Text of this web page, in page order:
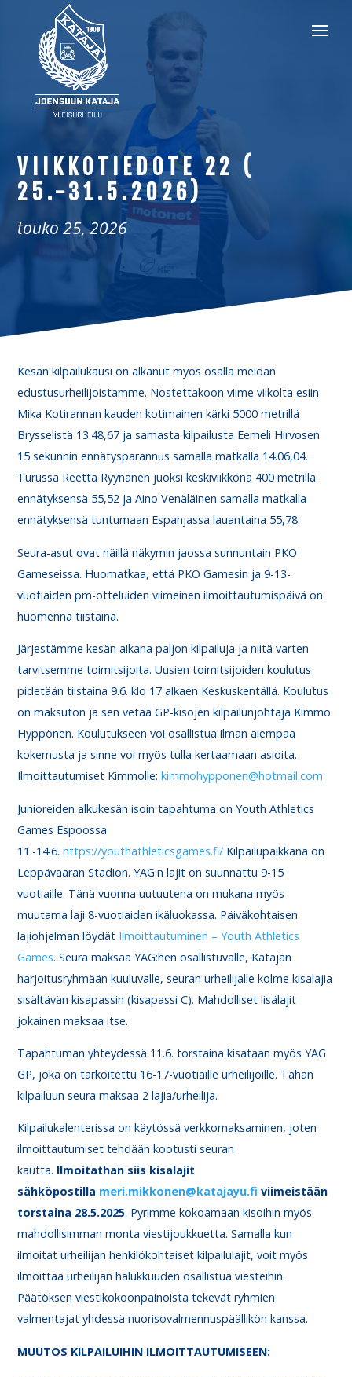
VIIKKOTIEDOTE 22 (
25.-31.5.2026)
touko 25, 2026
Kesän kilpailukausi on alkanut myös osalla meidän
edustusurheilijoistamme. Nostettakoon viime viikolta esiin
Mika Kotirannan kauden kotimainen kärki 5000 metrillä
Brysselistä 13.48,67 ja samasta kilpailusta Eemeli Hirvosen
15 sekunnin ennätysparannus samalla matkalla 14.06,04.
Turussa Reetta Ryynänen juoksi keskiviikkona 400 metrillä
ennätyksensä 55,52 ja Aino Venäläinen samalla matkalla
ennätyksensä tuntumaan Espanjassa lauantaina 55,78.
Seura-asut ovat näillä näkymin jaossa sunnuntain PKO
Gameseissa. Huomatkaa, että PKO Gamesin ja 9-13-
vuotiaiden pm-otteluiden viimeinen ilmoittautumispäivä on
huomenna tiistaina.
Järjestämme kesän aikana paljon kilpailuja ja niitä varten
tarvitsemme toimitsijoita. Uusien toimitsijoiden koulutus
pidetään tiistaina 9.6. klo 17 alkaen Keskuskentällä. Koulutus
on maksuton ja sen vetää GP-kisojen kilpailunjohtaja Kimmo
Hyppönen. Koulutukseen voi osallistua ilman aiempaa
kokemusta ja sinne voi myös tulla kertaamaan asioita.
Ilmoittautumiset Kimmolle:kimmohypponen@hotmail.com
Junioreiden alkukesän isoin tapahtuma on Youth Athletics
Games Espoossa
11.-14.6.https://youthathleticsgames.fi/ Kilpailupaikkana on
Leppävaaran Stadion. YAG:n lajit on suunnattu 9-15
vuotiaille. Tänä vuonna uutuutena on mukana myös
muutama laji 8-vuotiaiden ikäluokassa. Päiväkohtaisen
lajiohjelman löydät Ilmoittautuminen – Youth Athletics
Games. Seura maksaa YAG:hen osallistuvalle, Katajan
harjoitusryhmään kuuluvalle, seuran urheilijalle kolme kisalajia
sisältävän kisapassin (kisapassi C). Mahdolliset lisälajit
jokainen maksaa itse.
Tapahtuman yhteydessä 11.6. torstaina kisataan myös YAG
GP, joka on tarkoitettu 16-17-vuotiaille urheilijoille. Tähän
kilpailuun seura maksaa 2 lajia/urheilija.
Kilpailukalenterissa on käytössä verkkomaksaminen, joten
ilmoittautumiset tehdään kootusti seuran
kautta. Ilmoitathan siis kisalajit
sähköpostilla meri.mikkonen@katajayu.fi viimeistään
torstaina 28.5.2025. Pyrimme kokoamaan kisoihin myös
mahdollisimman monta viestijoukkuetta. Samalla kun
ilmoitat urheilijan henkilökohtaiset kilpailulajit, voit myös
ilmoittaa urheilijan halukkuuden osallistua viesteihin.
Päätöksen viestikokoonpainoista tekevät ryhmien
valmentajat yhdessä nuorisovalmennuspäällikön kanssa.
MUUTOS KILPAILUIHIN ILMOITTAUTUMISEEN: